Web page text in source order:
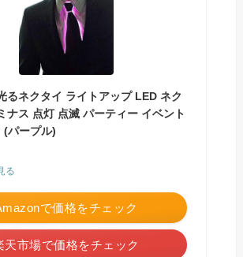
るネクタイ ライトアップ LED ネク
ナス 点灯 点滅 パーティー イベント
(パープル)
る
で価格をチェック
天市場で価格をチェック